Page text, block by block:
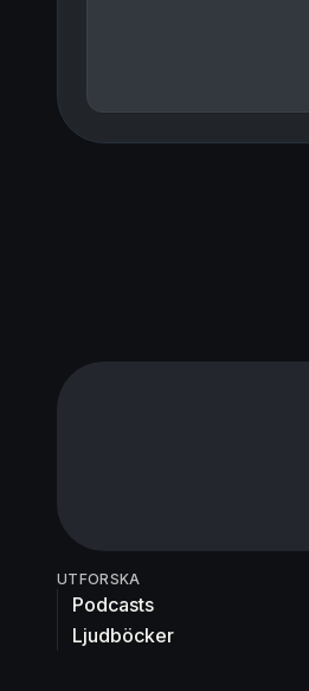
UTFORSKA
Podcasts
Ljudböcker